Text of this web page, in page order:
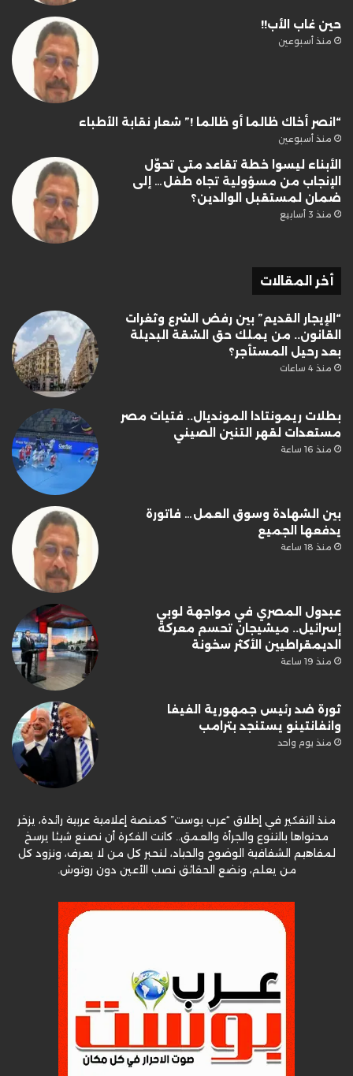
حين غاب الأب!!
منذ أسبوعين
“انصر أخاك ظالما أو ظالما !” شعار نقابة الأطباء
منذ أسبوعين
الأبناء ليسوا خطة تقاعد متى تحوّل
الإنجاب من مسؤولية تجاه طفل… إلى
ضمان لمستقبل الوالدين؟
منذ 3 أسابيع
أخر المقالات
“الإيجار القديم” بين رفض الشرع وثغرات
القانون.. من يملك حق الشقة البديلة
بعد رحيل المستأجر؟
منذ 4 ساعات
بطلات ريمونتادا المونديال.. فتيات مصر
مستعدات لقهر التنين الصيني
منذ 16 ساعة
بين الشهادة وسوق العمل… فاتورة
يدفعها الجميع
منذ 18 ساعة
عبدول المصري في مواجهة لوبي
إسرائيل.. ميشيجان تحسم معركة
الديمقراطيين الأكثر سخونة
منذ 19 ساعة
ثورة ضد رئيس جمهورية الفيفا
وانفانتينو يستنجد بترامب
منذ يوم واحد
منذ التفكير في إطلاق “عرب بوست” كمنصة إعلامية عربية رائدة، يزخر
محتواها بالتنوع والجرأة والعمق.. كانت الفكرة أن نصنع شيئا يرسخ
لمفاهيم الشفافية الوضوح والحياد، لنحبر كل من لا يعرف، ونزود كل
من يعلم، ونضع الحقائق نصب الأعين دون روتوش.